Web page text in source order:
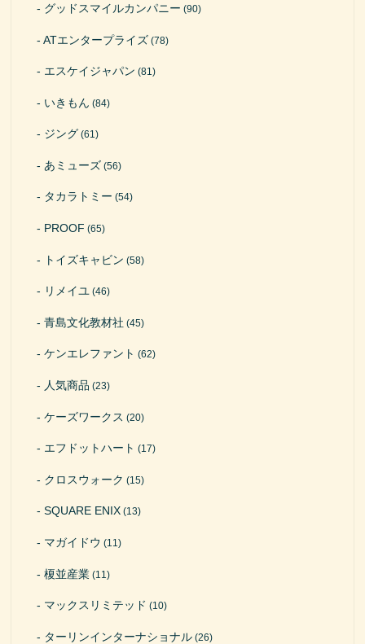
グッドスマイルカンパニー (90)
ATエンタープライズ (78)
エスケイジャパン (81)
いきもん (84)
ジング (61)
あミューズ (56)
タカラトミー (54)
PROOF (65)
トイズキャビン (58)
リメイユ (46)
青島文化教材社 (45)
ケンエレファント (62)
人気商品 (23)
ケーズワークス (20)
エフドットハート (17)
クロスウォーク (15)
SQUARE ENIX (13)
マガイドウ (11)
榎並産業 (11)
マックスリミテッド (10)
ターリンインターナショナル (26)